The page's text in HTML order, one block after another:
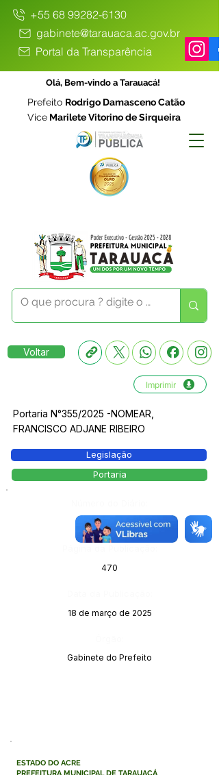
+55 68 99282-6130
gabinete@tarauaca.ac.gov.br
Portal da Transparência
Olá, Bem-vindo a Tarauacá!
Prefeito Rodrigo Damasceno Catão
Vice Marilete Vitorino de Sirqueira
Voltar
Imprimir
Portaria N°355/2025 -NOMEAR,
FRANCISCO ADJANE RIBEIRO
Legislação
Portaria
13983
470
18 de março de 2025
Gabinete do Prefeito
ESTADO DO ACRE